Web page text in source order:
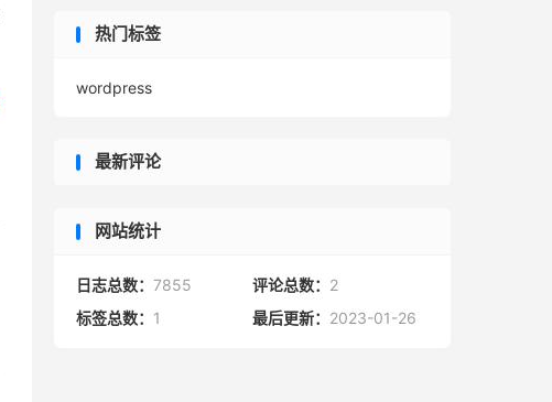
热门标签
wordpress
最新评论
网站统计
日志总数： 7855 评论总数： 2
标签总数： 1 最后更新： 2023-01-26